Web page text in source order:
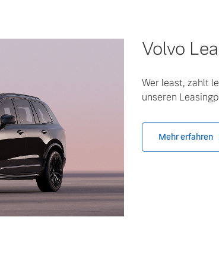
Original Volvo Winter- und Sommer
Volvo
Wer least, zahlt
unseren
Mehr erfahren